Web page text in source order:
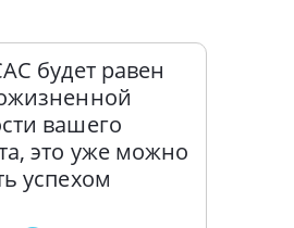
будет равен
вашего
это уже можно
успехом